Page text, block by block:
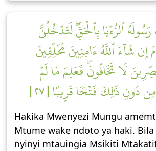
ٱلرُّءۡيَا بِٱلۡحَقِّۖ لَتَدۡخُلُنَّ
شَآءَ ٱللَّهُ ءَامِنِينَ مُحَلِّقِينَ
لَا تَخَافُونَۖ فَعَلِمَ مَا لَمۡ
دُونِ ذَٰلِكَ فَتۡحٗا قَرِيبًا [٢٧]
Hakika Mwenyezi Mungu
Mtume wake ndoto ya haki. Bila
nyinyi mtauingia Msikiti